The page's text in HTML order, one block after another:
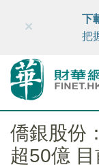
財華智庫網
×
下
把
僑銀股份
超50億